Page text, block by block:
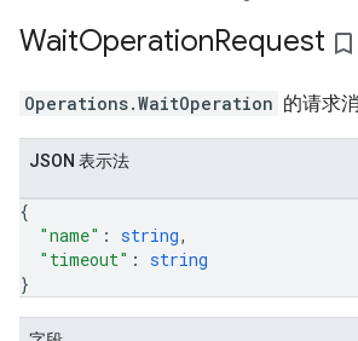
WaitOperationRequest bookmark_border
Operations.WaitOperation 的请求消
JSON 表示法
{
"name" : string,
"timeout" : string
}